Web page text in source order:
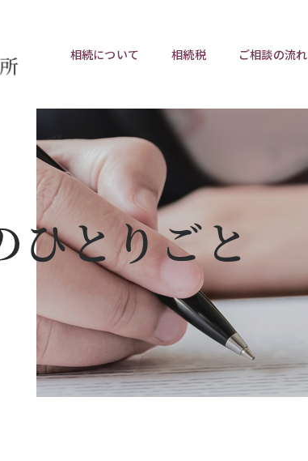
相続について
相続トラブルチェックリスト
関連書式ダウンロード 任意後見制度
相続税 ご相談の流れ
ひとりごと